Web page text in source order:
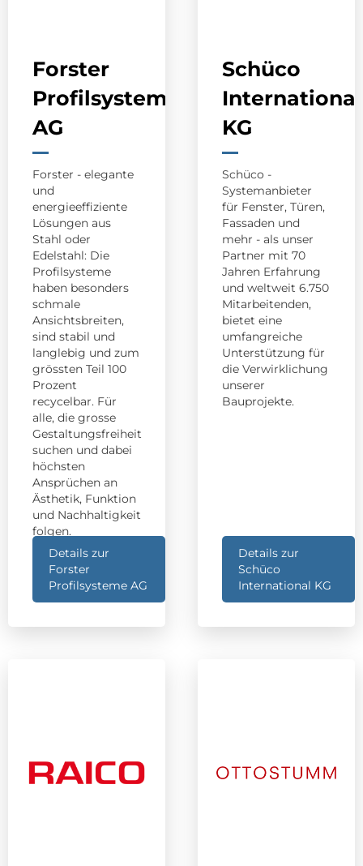
Forster
Profilsysteme
AG
Forster - elegante
und
energieeffiziente
Lösungen aus
Stahl oder
Edelstahl: Die
Profilsysteme
haben besonders
schmale
Ansichtsbreiten,
sind stabil und
langlebig und zum
grössten Teil 100
Prozent
recycelbar. Für
alle, die grosse
Gestaltungsfreiheit
suchen und dabei
höchsten
Ansprüchen an
Ästhetik, Funktion
und Nachhaltigkeit
folgen.
Details zur
Forster
Profilsysteme AG
Schüco
International
KG
Schüco -
Systemanbieter
für Fenster, Türen,
Fassaden und
mehr - als unser
Partner mit 70
Jahren Erfahrung
und weltweit 6.750
Mitarbeitenden,
bietet eine
umfangreiche
Unterstützung für
die Verwirklichung
unserer
Bauprojekte.
Details zur
Schüco
International KG